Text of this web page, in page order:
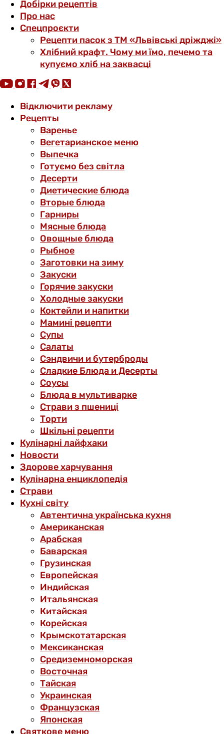
Добірки рецептів
Про нас
Спецпроєкти
Рецепти пасок з ТМ «Львівські дріжджі»
Хлібний крафт. Чому ми їмо, печемо та
купуємо хліб на заквасці
Відключити рекламу
Рецепты
Варенье
Вегетарианское меню
Выпечка
Готуємо без світла
Десерти
Диетические блюда
Вторые блюда
Гарниры
Мясные блюда
Овощные блюда
Рыбное
Заготовки на зиму
Закуски
Горячие закуски
Холодные закуски
Коктейли и напитки
Мамині рецепти
Супы
Салаты
Сэндвичи и бутерброды
Сладкие Блюда и Десерты
Соусы
Блюда в мультиварке
Страви з пшениці
Торти
Шкільні рецепти
Кулінарні лайфхаки
Новости
Здорове харчування
Кулінарна енциклопедія
Страви
Кухні світу
Автентична українська кухня
Американская
Арабская
Баварская
Грузинская
Европейская
Индийская
Итальянская
Китайская
Корейская
Крымскотатарская
Мексиканская
Средиземноморская
Восточная
Тайская
Украинская
Французская
Японская
Святкове меню